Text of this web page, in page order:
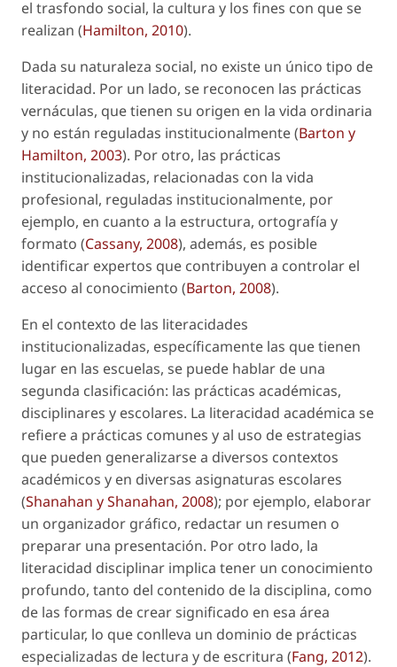
el trasfondo social, la cultura y los fines con que se
realizan (Hamilton, 2010).
Dada su naturaleza social, no existe un único tipo de
literacidad. Por un lado, se reconocen las prácticas
vernáculas, que tienen su origen en la vida ordinaria
y no están reguladas institucionalmente (Barton y
Hamilton, 2003). Por otro, las prácticas
institucionalizadas, relacionadas con la vida
profesional, reguladas institucionalmente, por
ejemplo, en cuanto a la estructura, ortografía y
formato (Cassany, 2008), además, es posible
identificar expertos que contribuyen a controlar el
acceso al conocimiento (Barton, 2008).
En el contexto de las literacidades
institucionalizadas, específicamente las que tienen
lugar en las escuelas, se puede hablar de una
segunda clasificación: las prácticas académicas,
disciplinares y escolares. La literacidad académica se
refiere a prácticas comunes y al uso de estrategias
que pueden generalizarse a diversos contextos
académicos y en diversas asignaturas escolares
(Shanahan y Shanahan, 2008); por ejemplo, elaborar
un organizador gráfico, redactar un resumen o
preparar una presentación. Por otro lado, la
literacidad disciplinar implica tener un conocimiento
profundo, tanto del contenido de la disciplina, como
de las formas de crear significado en esa área
particular, lo que conlleva un dominio de prácticas
especializadas de lectura y de escritura (Fang, 2012).